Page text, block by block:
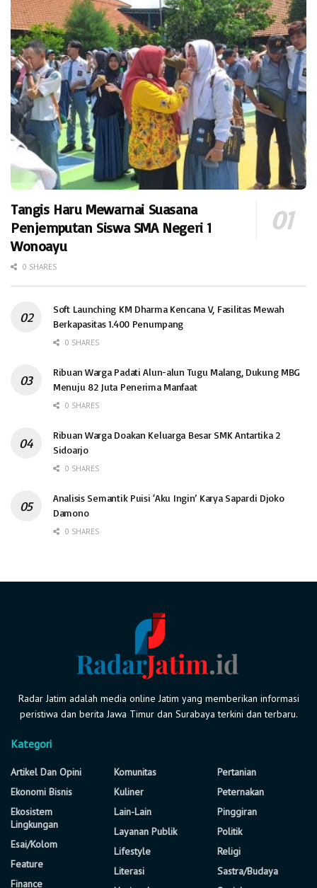
Tangis Haru Mewarnai Suasana
Penjemputan Siswa SMA Negeri 1
Wonoayu
0 SHARES
Soft Launching KM Dharma Kencana V, Fasilitas Mewah
Berkapasitas 1.400 Penumpang
0 SHARES
Ribuan Warga Padati Alun-alun Tugu Malang, Dukung MBG
Menuju 82 Juta Penerima Manfaat
0 SHARES
Ribuan Warga Doakan Keluarga Besar SMK Antartika 2
Sidoarjo
0 SHARES
Analisis Semantik Puisi ‘Aku Ingin’ Karya Sapardi Djoko
Damono
0 SHARES
Radar Jatim adalah media online Jatim yang memberikan informasi
peristiwa dan berita Jawa Timur dan Surabaya terkini dan terbaru.
Kategori
Artikel Dan Opini
Ekonomi Bisnis
Ekosistem
Lingkungan
Esai/Kolom
Feature
Finance
Komunitas
Kuliner
Lain-Lain
Layanan Publik
Lifestyle
Literasi
Pertanian
Peternakan
Pinggiran
Politik
Religi
Sastra/Budaya